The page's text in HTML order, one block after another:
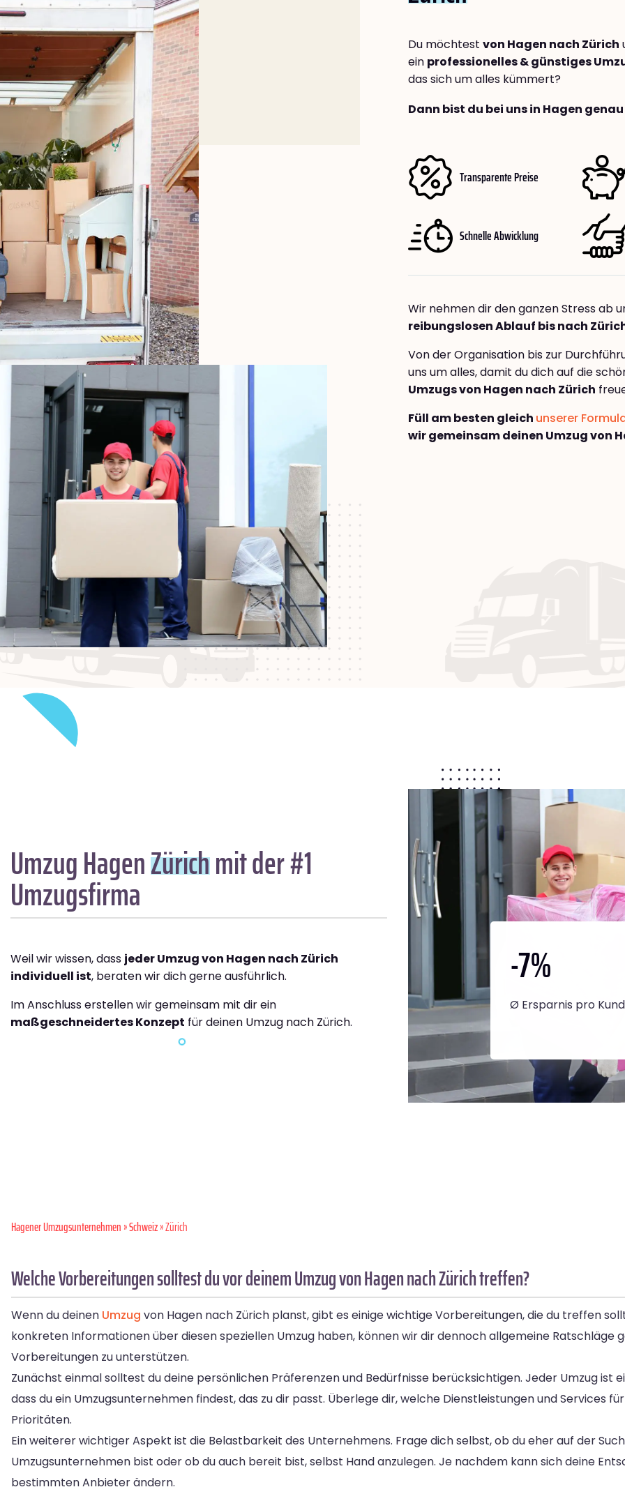
Du möchtest von Hagen nach Zürich
ein professionelles & günstiges
das sich um alles kümmert?
Dann bist du bei uns in Hagen
Transparente Preise
Schnelle Abwicklung
Wir nehmen dir den ganzen Stress ab
reibungslosen Ablauf bis nach
Von der Organisation bis zur
uns um alles, damit du dich auf die
Umzugs von Hagen nach Zürich
Füll am besten gleich unserer
wir gemeinsam deinen Umzug von
Umzug HagenZürichmit der #1
Umzugsfirma
Weil wir wissen, dass jeder Umzug von Hagen nach Zürich
individuell ist, beraten wir dich gerne ausführlich.
Im Anschluss erstellen wir gemeinsam mit dir ein
maßgeschneidertes Konzept für deinen Umzug nach Zürich.
-7%
Ø Ersparnis pro
Hagener Umzugsunternehmen»Schweiz» Zürich
Welche Vorbereitungen solltest du vor deinem Umzug von Hagen nach Zürich treffen?
Wenn du deinen Umzug von Hagen nach Zürich planst, gibt es einige wichtige Vorbereitungen, die du treffen
konkreten Informationen über diesen speziellen Umzug haben, können wir dir dennoch allgemeine Ratschläge
Vorbereitungen zu unterstützen.
Zunächst einmal solltest du deine persönlichen Präferenzen und Bedürfnisse berücksichtigen. Jeder Umzug ist
dass du ein Umzugsunternehmen findest, das zu dir passt. Überlege dir, welche Dienstleistungen und Services
Prioritäten.
Ein weiterer wichtiger Aspekt ist die Belastbarkeit des Unternehmens. Frage dich selbst, ob du eher auf der
Umzugsunternehmen bist oder ob du auch bereit bist, selbst Hand anzulegen. Je nachdem kann sich deine
bestimmten Anbieter ändern.